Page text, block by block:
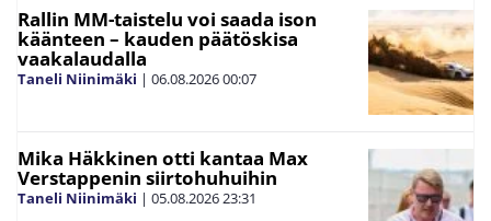
Rallin MM-taistelu voi saada ison
käänteen – kauden päätöskisa
vaakalaudalla
Taneli Niinimäki | 06.08.202600:07
Mika Häkkinen otti kantaa Max
Verstappenin siirtohuhuihin
Taneli Niinimäki | 05.08.202623:31